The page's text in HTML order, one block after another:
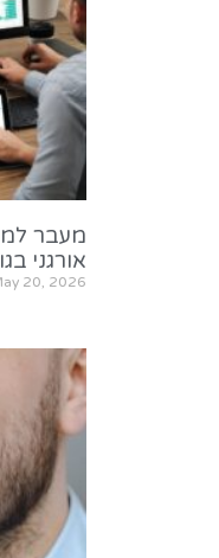
מעבר
אורגני
20, 2026